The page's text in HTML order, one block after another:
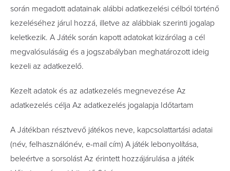
során megadott adatainak alábbi adatkezelési célból történő
kezeléséhez járul hozzá, illetve az alábbiak szerinti jogalap
keletkezik. A Játék során kapott adatokat kizárólag a cél
megvalósulásáig és a jogszabályban meghatározott ideig
kezeli az adatkezelő.
Kezelt adatok és az adatkezelés megnevezése Az
adatkezelés célja Az adatkezelés jogalapja Időtartam
A Játékban résztvevő játékos neve, kapcsolattartási adatai
(név, felhasználónév, e-mail cím) A játék lebonyolítása,
beleértve a sorsolást Az érintett hozzájárulása a játék